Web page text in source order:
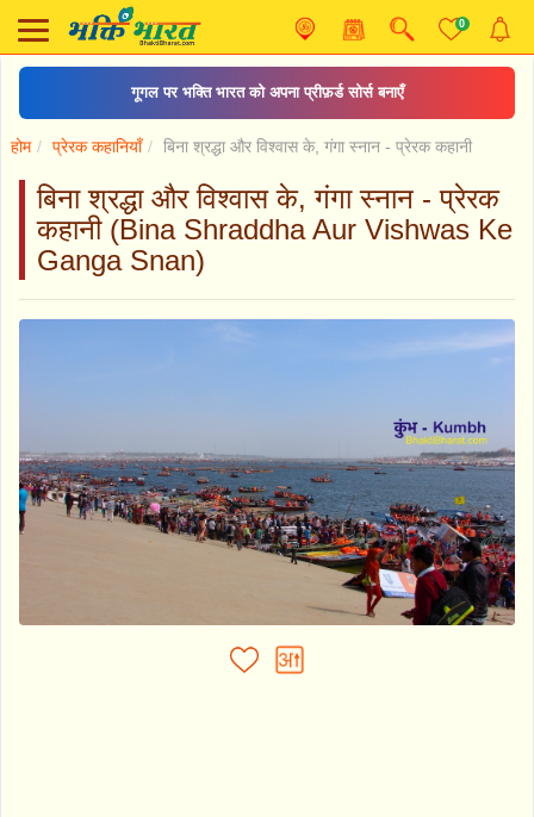
0
गूगल पर भक्ति भारत को अपना प्रीफ़र्ड सोर्स बनाएँ
होम प्रेरक कहानियाँ बिना श्रद्धा और विश्वास के, गंगा स्नान - प्रेरक कहानी
बिना श्रद्धा और विश्वास के, गंगा स्नान - प्रेरक
कहानी (Bina Shraddha Aur Vishwas Ke
Ganga Snan)